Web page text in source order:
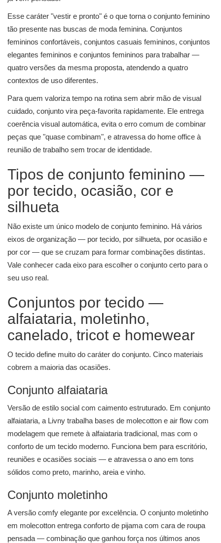
Esse caráter "vestir e pronto" é o que torna o conjunto feminino
tão presente nas buscas de moda feminina. Conjuntos
femininos confortáveis, conjuntos casuais femininos, conjuntos
elegantes femininos e conjuntos femininos para trabalhar —
quatro versões da mesma proposta, atendendo a quatro
contextos de uso diferentes.
Para quem valoriza tempo na rotina sem abrir mão de visual
cuidado, conjunto vira peça-favorita rapidamente. Ele entrega
coerência visual automática, evita o erro comum de combinar
peças que "quase combinam", e atravessa do home office à
reunião de trabalho sem trocar de identidade.
Tipos de conjunto feminino —
por tecido, ocasião, cor e
silhueta
Não existe um único modelo de conjunto feminino. Há vários
eixos de organização — por tecido, por silhueta, por ocasião e
por cor — que se cruzam para formar combinações distintas.
Vale conhecer cada eixo para escolher o conjunto certo para o
seu uso real.
Conjuntos por tecido —
alfaiataria, moletinho,
canelado, tricot e homewear
O tecido define muito do caráter do conjunto. Cinco materiais
cobrem a maioria das ocasiões.
Conjunto alfaiataria
Versão de estilo social com caimento estruturado. Em conjunto
alfaiataria, a Livny trabalha bases de molecotton e air flow com
modelagem que remete à alfaiataria tradicional, mas com o
conforto de um tecido moderno. Funciona bem para escritório,
reuniões e ocasiões sociais — e atravessa o ano em tons
sólidos como preto, marinho, areia e vinho.
Conjunto moletinho
A versão comfy elegante por excelência. O conjunto moletinho
em molecotton entrega conforto de pijama com cara de roupa
pensada — combinação que ganhou força nos últimos anos